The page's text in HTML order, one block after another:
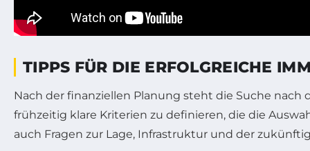
TIPPS FÜR DIE ERFOLGREICHE
Nach der finanziellen Planung steht die Suche nach
frühzeitig klare Kriterien zu definieren, die die
auch Fragen zur Lage, Infrastruktur und der